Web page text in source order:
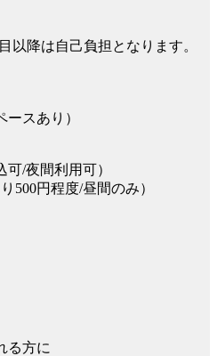
以降は自己負担となります。
スあり）
/夜間利用可）
500円程度/昼間のみ）
る方に